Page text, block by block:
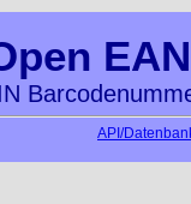
API/